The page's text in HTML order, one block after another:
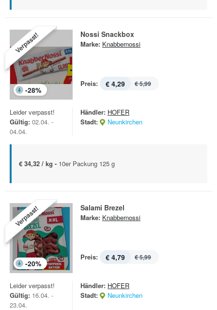
Verpasst!
-28%
Nossi Snackbox
Marke: Knabbernossi
Preis: € 4,29 € 5,99
Leider verpasst!
Gültig: 02.04. -
04.04.
Händler: HOFER
Stadt:
Neunkirchen
€ 34,32 / kg - 10er Packung 125 g
Verpasst!
-20%
Salami Brezel
Marke: Knabbernossi
Preis: € 4,79 € 5,99
Leider verpasst!
Gültig: 16.04. -
23.04.
Händler: HOFER
Stadt:
Neunkirchen